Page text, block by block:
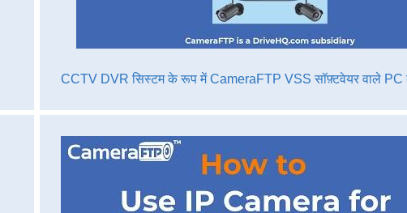
CCTV DVR सिस्टम के रूप में CameraFTP VSS सॉफ़्टवेयर वाले PC